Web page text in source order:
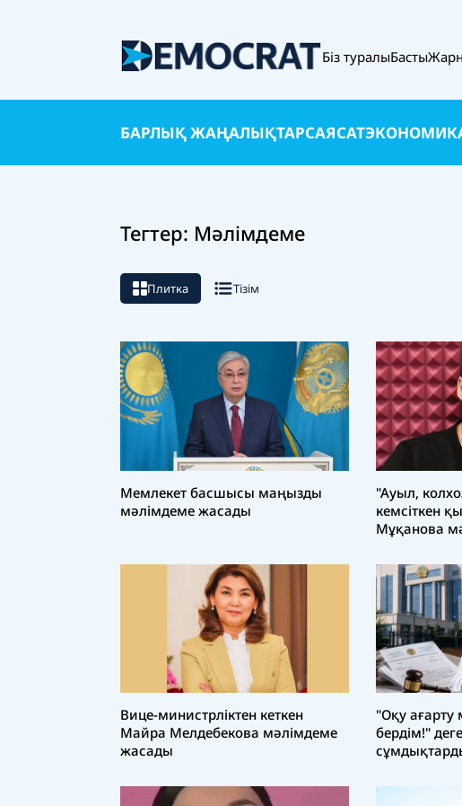
Біз туралыБасты
БАРЛЫҚ ЖАҢАЛЫҚТАРСАЯСАТ
Тегтер: Мәлімдеме
Плитка Тізім
Мемлекет басшысы маңызды
мәлімдеме жасады
"Ауыл,
кемсіткен
Мұқанова
Вице-министрліктен кеткен
Майра Мелдебекова мәлімдеме
жасады
"Оқу ағарту
бердім!"